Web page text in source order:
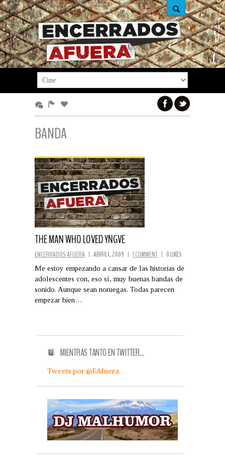
BANDA
THE MAN WHO LOVED YNGVE
ENCERRADOS AFUERA | ABRIL 1, 2009 | 1 COMMENT | 0 LIKES
Me estoy empezando a cansar de las historias de
adolescentes con, eso sí, muy buenas bandas de
sonido. Aunque sean noruegas. Todas parecen
empezar bien…
MIENTRAS TANTO EN TWITTER…
Tweets por @EAfuera.